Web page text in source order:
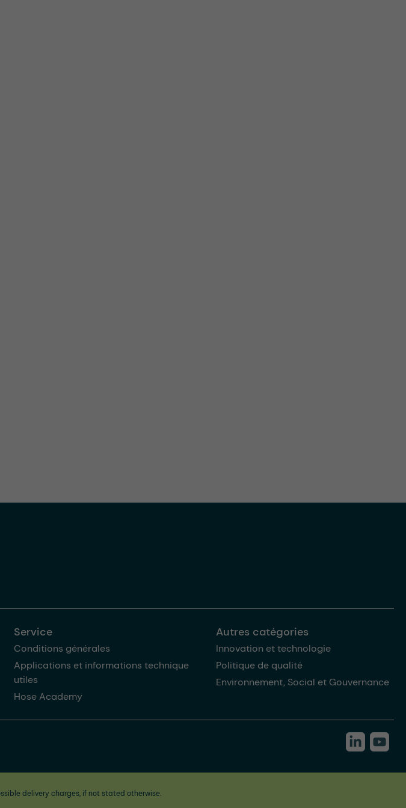
Service
Conditions générales
Applications et informations technique
utiles
Hose Academy
Autres catégories
Innovation et technologie
Politique de qualité
Environnement, Social et Gouvernance
delivery charges, if not stated otherwise.